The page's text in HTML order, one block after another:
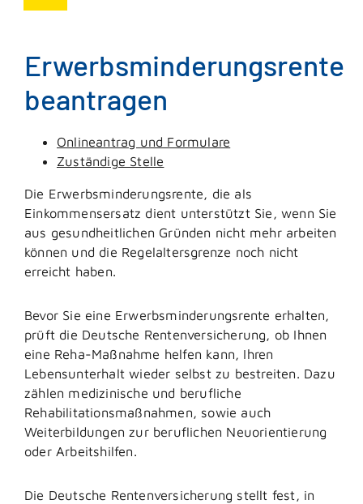
Erwerbsminderungsrente
beantragen
Onlineantrag und Formulare
Zuständige Stelle
Die Erwerbsminderungsrente, die als
Einkommensersatz dient unterstützt Sie, wenn Sie
aus gesundheitlichen Gründen nicht mehr arbeiten
können und die Regelaltersgrenze noch nicht
erreicht haben.
Bevor Sie eine Erwerbsminderungsrente erhalten,
prüft die Deutsche Rentenversicherung, ob Ihnen
eine Reha-Maßnahme helfen kann, Ihren
Lebensunterhalt wieder selbst zu bestreiten. Dazu
zählen medizinische und berufliche
Rehabilitationsmaßnahmen, sowie auch
Weiterbildungen zur beruflichen Neuorientierung
oder Arbeitshilfen.
Die Deutsche Rentenversicherung stellt fest, in